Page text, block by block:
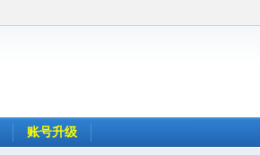
账号升级